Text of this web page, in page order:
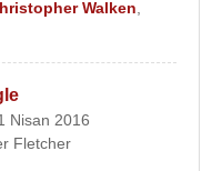
” adlı filmin oyuncu
Christopher Walken
Walken
Nisan 2016
Fletcher